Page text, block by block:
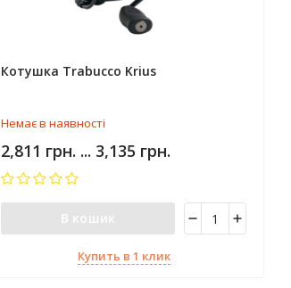
Котушка Trabucco Krius
Немає в наявності
2,811 грн. ... 3,135 грн.
В кошик
Купить в 1 клик